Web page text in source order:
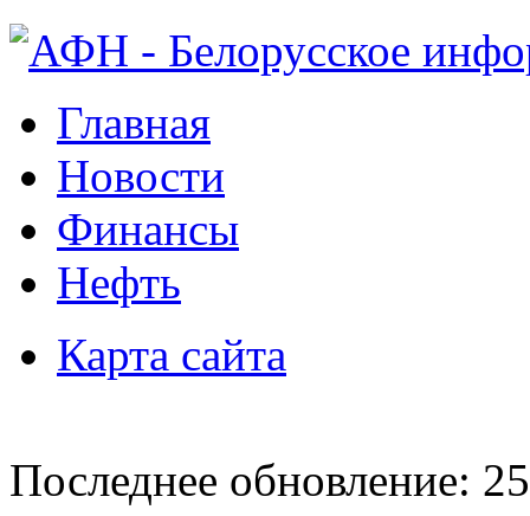
Главная
Новости
Финансы
Нефть
Карта сайта
Последнее обновление: